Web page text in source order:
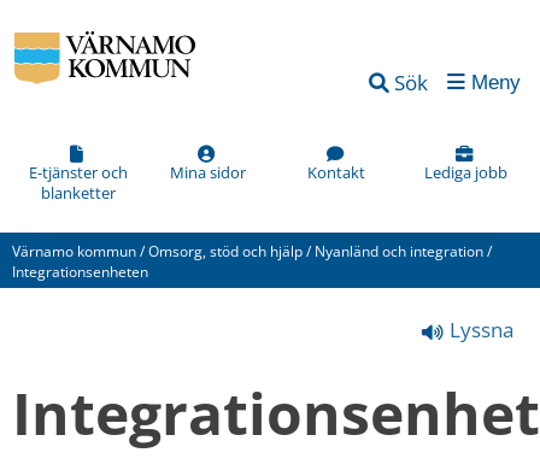
Sök Meny
E-tjänster och
blanketter
Mina sidor Kontakt Lediga jobb
Värnamo kommun/Omsorg, stöd och hjälp/ Nyanländ och integration/
Integrationsenheten
Lyssna
Vad
kan
förbättra
den
här
(obligatorisk)